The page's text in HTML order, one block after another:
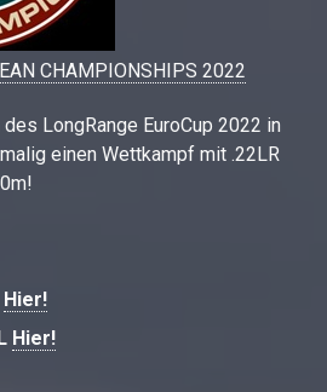
CHAMPIONSHIPS 2022
LongRange EuroCup 2022 in
einen Wettkampf mit .22LR
Hier!
Hier!